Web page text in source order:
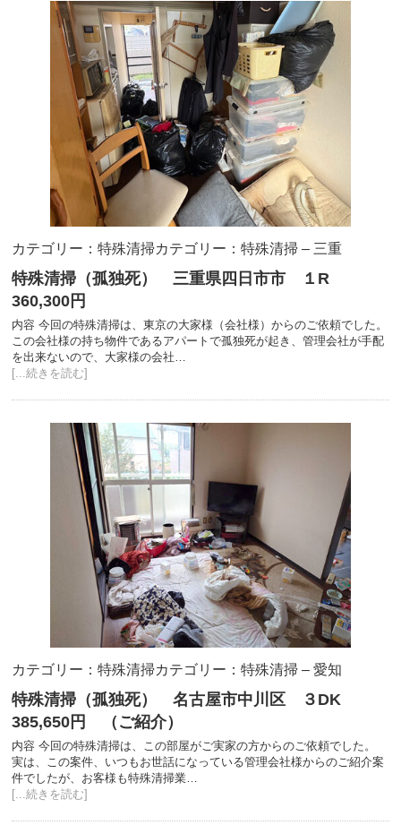
カテゴリー：特殊清掃カテゴリー：特殊清掃 – 三重
特殊清掃（孤独死） 三重県四日市市 １R
360,300円
内容 今回の特殊清掃は、東京の大家様（会社様）からのご依頼でした。
この会社様の持ち物件であるアパートで孤独死が起き、管理会社が手配
を出来ないので、大家様の会社…
[...続きを読む]
カテゴリー：特殊清掃カテゴリー：特殊清掃 – 愛知
特殊清掃（孤独死） 名古屋市中川区 ３DK
385,650円 （ご紹介）
内容 今回の特殊清掃は、この部屋がご実家の方からのご依頼でした。
実は、この案件、いつもお世話になっている管理会社様からのご紹介案
件でしたが、お客様も特殊清掃業…
[...続きを読む]